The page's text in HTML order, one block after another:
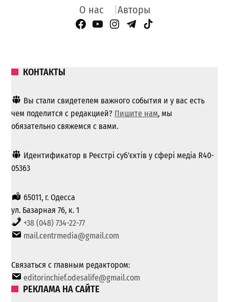
О нас Авторы
Facebook Page
YouTube
Instagram
Telegram
TikTok
КОНТАКТЫ
Вы стали свидетелем важного события и у вас есть
чем поделится с редакцией? Пишите нам, мы
обязательно свяжемся с вами.
Идентификатор в Реєстрі суб'єктів у сфері медіа R40-
05363
65011, г. Одесса
ул. Базарная 76, к. 1
+38 (048) 734-22-77
mail.centrmedia@gmail.com
Связаться с главным редактором:
editorinchief.odesalife@gmail.com
РЕКЛАМА НА САЙТЕ